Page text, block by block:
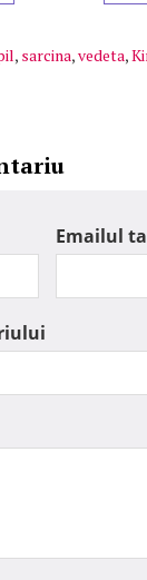
, sarcina,vedeta,
Emailul